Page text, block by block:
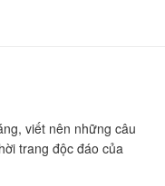
viết nên những câu
trang độc đáo của